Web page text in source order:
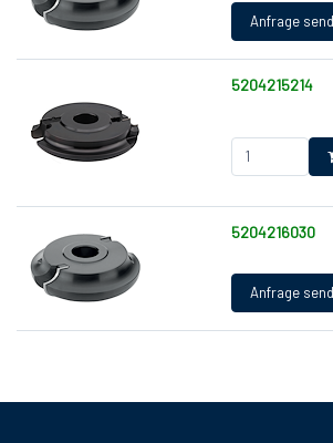
5204215214
5204216030